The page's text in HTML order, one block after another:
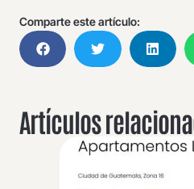
Comparte este artículo:
Artículos